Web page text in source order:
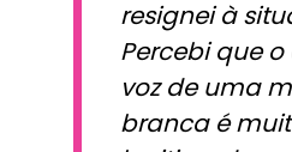
resignei à
Percebi que
voz de uma
branca é